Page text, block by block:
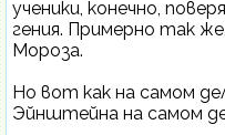
ученики, конечно,
гения. Примерно так
Мороза.
Но вот как на самом
Эйнштейна на самом